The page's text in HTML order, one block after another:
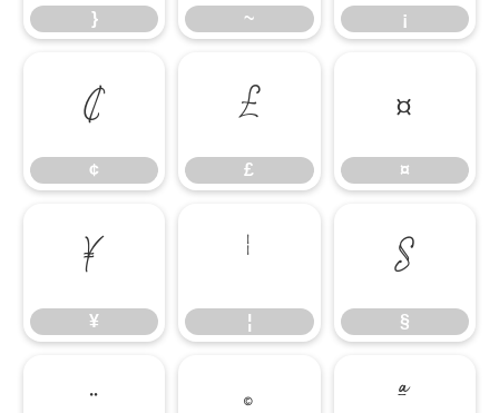
} ~ ¡
¢
¢
£
£
¤
¤
¥
¥
¦
¦
§
§